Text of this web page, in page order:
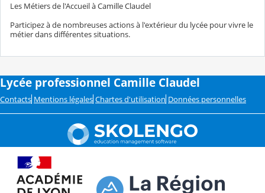
Les Métiers de l'Accueil à Camille Claudel
Participez à de nombreuses actions à l'extérieur du lycée pour vivre le
métier dans différentes situations.
Lycée professionnel Camille Claudel
Contacts Mentions légales Chartes d'utilisation Données personnelles